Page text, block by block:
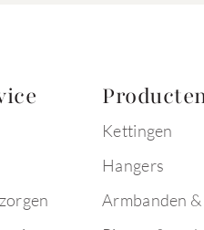
Kettingen
Hangers
Armbanden &